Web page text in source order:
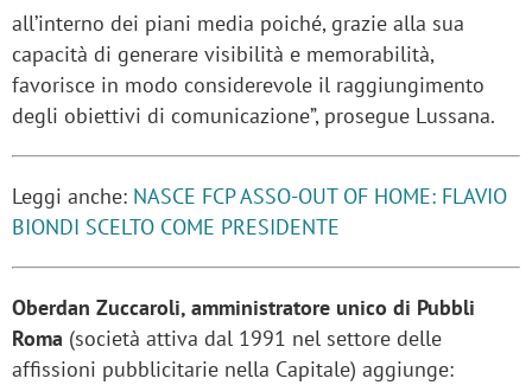
all’interno dei piani media poiché, grazie alla sua
capacità di generare visibilità e memorabilità,
favorisce in modo considerevole il raggiungimento
degli obiettivi di comunicazione”, prosegue Lussana.
Leggi anche: NASCE FCP ASSO-OUT OF HOME: FLAVIO
BIONDI SCELTO COME PRESIDENTE
Oberdan Zuccaroli, amministratore unico di Pubbli
Roma (società attiva dal 1991 nel settore delle
affissioni pubblicitarie nella Capitale) aggiunge: